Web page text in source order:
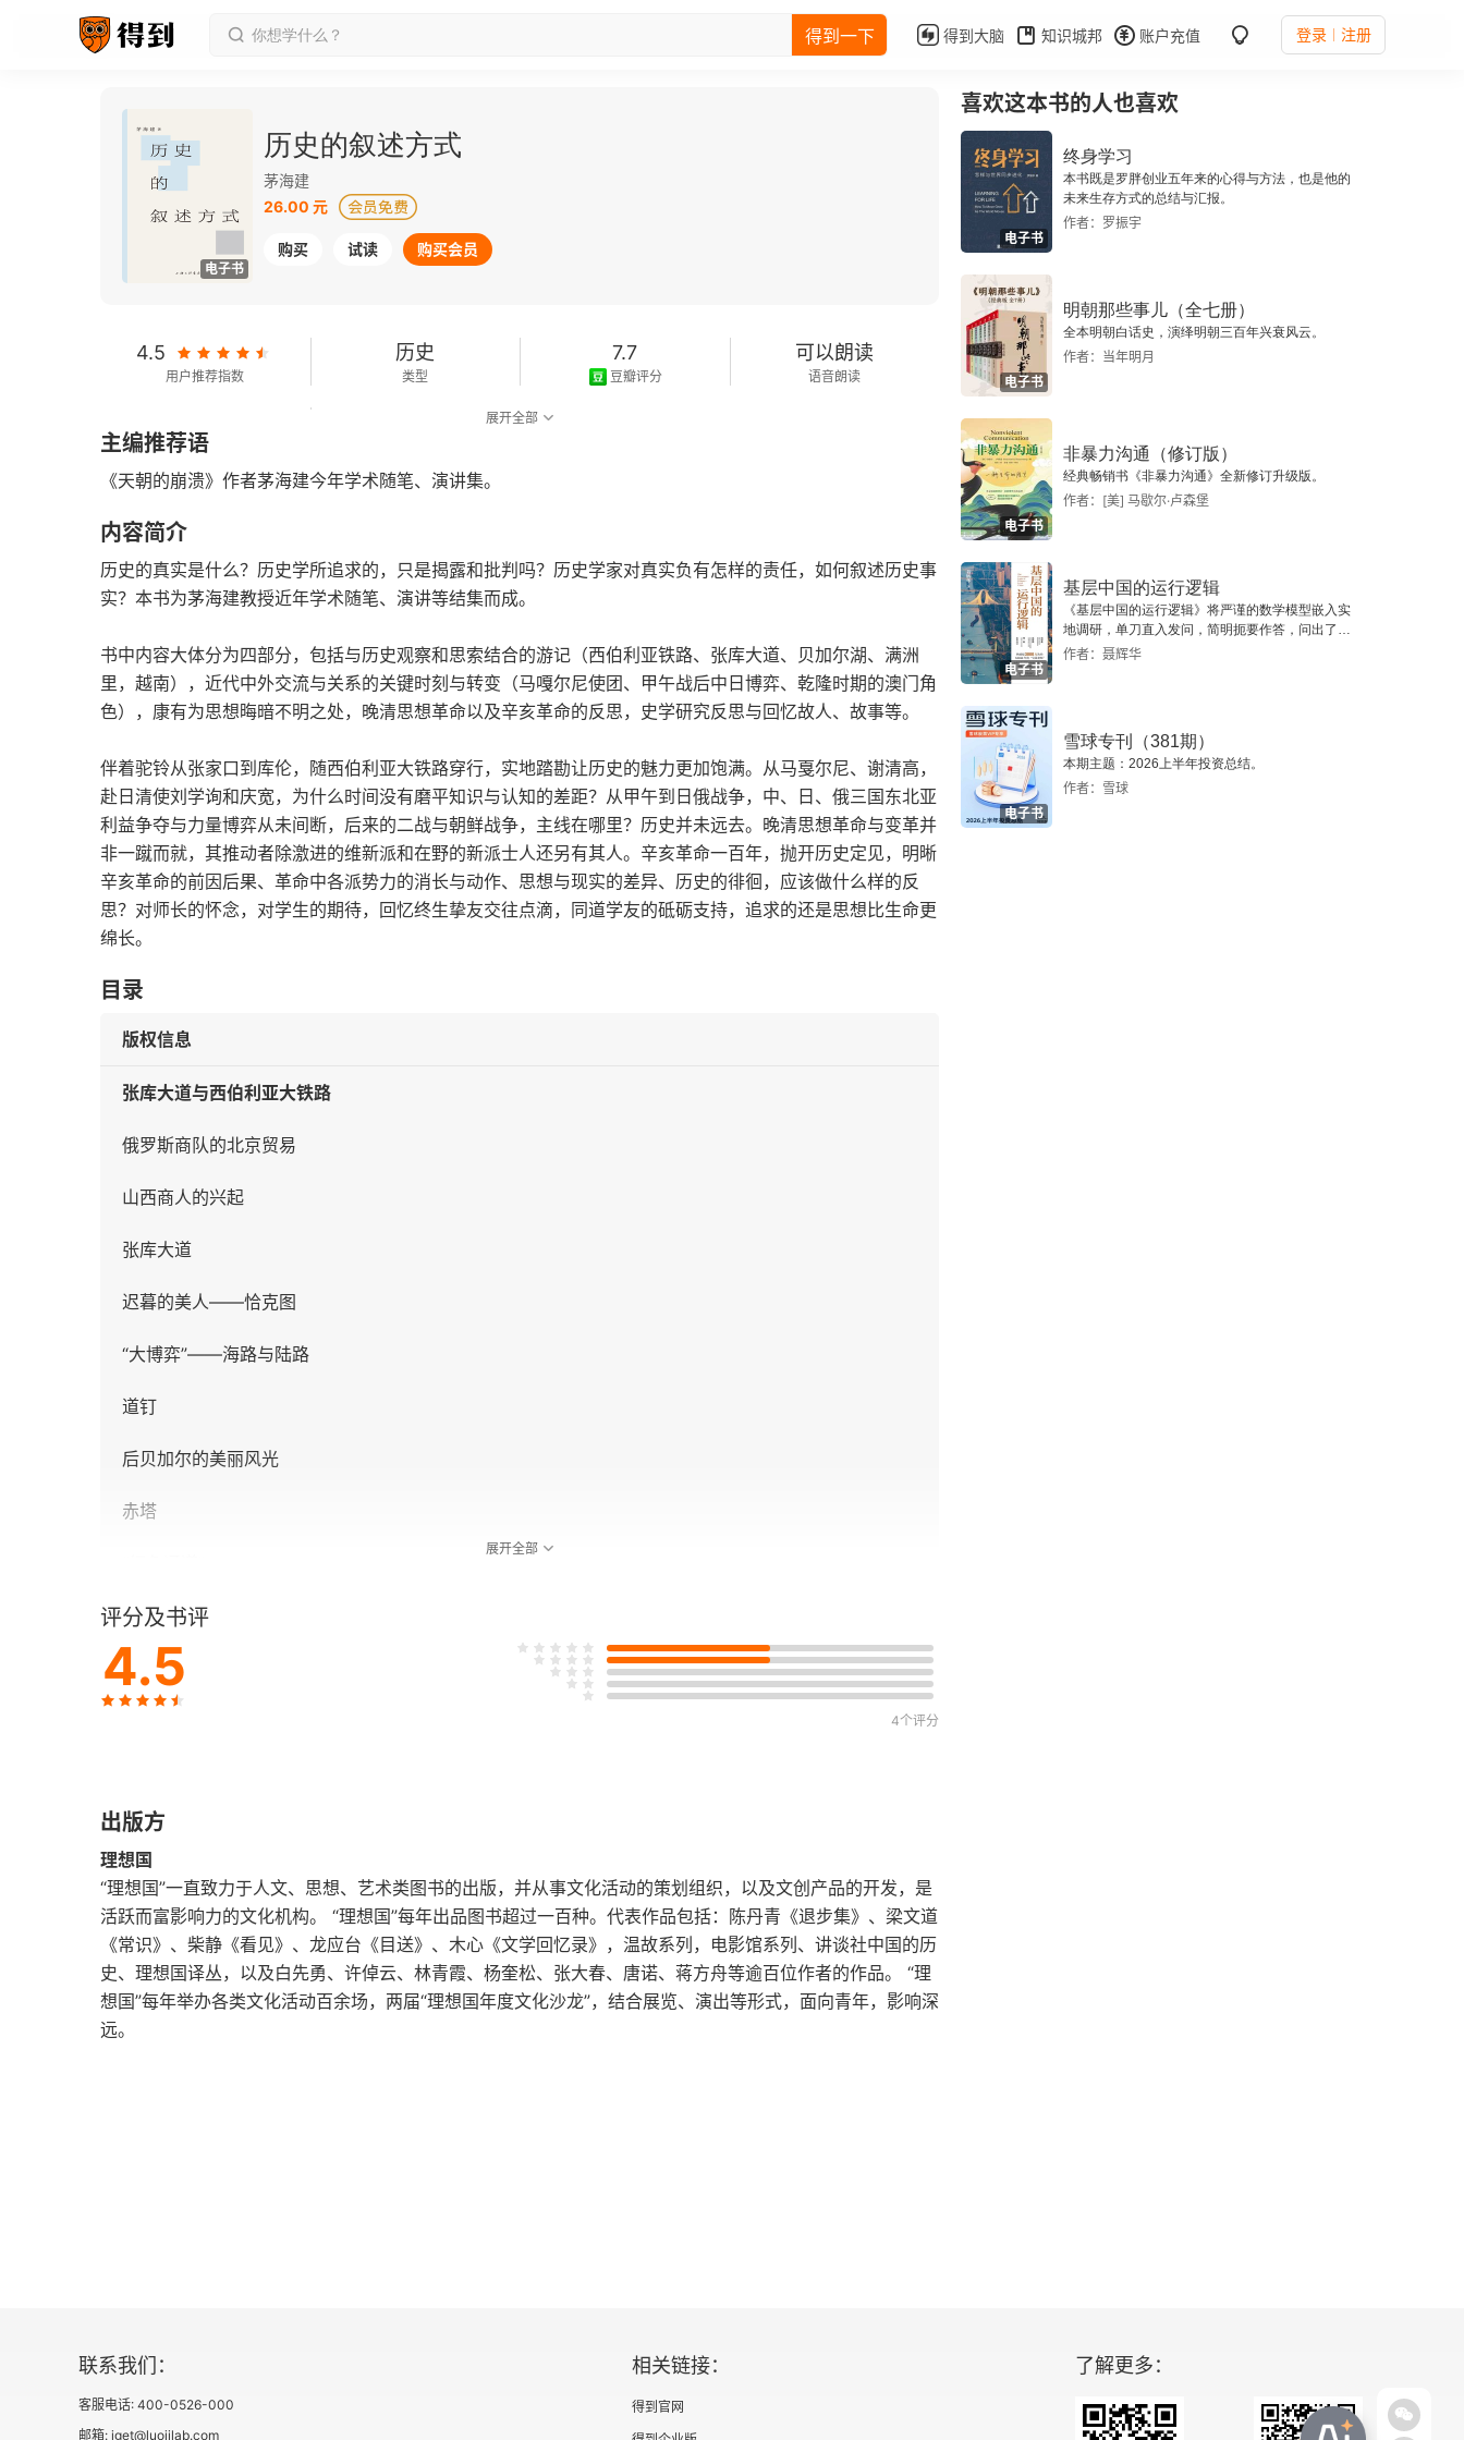
得到一下 得到大脑 知识城邦 账户充值 登录 注册
电子书
历史的叙述方式
茅海建
26.00 元
购买 试读 购买会员
4.5
用户推荐指数
历史
类型
7.7
豆瓣评分
可以朗读
语音朗读
字数
展开全部
主编推荐语
《天朝的崩溃》作者茅海建今年学术随笔、演讲集。
内容简介
历史的真实是什么？历史学所追求的，只是揭露和批判吗？历史学家对真实负有怎样的责任，如何叙述历史事
实？本书为茅海建教授近年学术随笔、演讲等结集而成。
书中内容大体分为四部分，包括与历史观察和思索结合的游记（西伯利亚铁路、张库大道、贝加尔湖、满洲
里，越南），近代中外交流与关系的关键时刻与转变（马嘎尔尼使团、甲午战后中日博弈、乾隆时期的澳门角
色），康有为思想晦暗不明之处，晚清思想革命以及辛亥革命的反思，史学研究反思与回忆故人、故事等。
伴着驼铃从张家口到库伦，随西伯利亚大铁路穿行，实地踏勘让历史的魅力更加饱满。从马戛尔尼、谢清高，
赴日清使刘学询和庆宽，为什么时间没有磨平知识与认知的差距？从甲午到日俄战争，中、日、俄三国东北亚
利益争夺与力量博弈从未间断，后来的二战与朝鲜战争，主线在哪里？历史并未远去。晚清思想革命与变革并
非一蹴而就，其推动者除激进的维新派和在野的新派士人还另有其人。辛亥革命一百年，抛开历史定见，明晰
辛亥革命的前因后果、革命中各派势力的消长与动作、思想与现实的差异、历史的徘徊，应该做什么样的反
思？对师长的怀念，对学生的期待，回忆终生挚友交往点滴，同道学友的砥砺支持，追求的还是思想比生命更
绵长。
目录
版权信息
张库大道与西伯利亚大铁路
俄罗斯商队的北京贸易
山西商人的兴起
张库大道
迟暮的美人——恰克图
“大博弈”——海路与陆路
道钉
后贝加尔的美丽风光
赤塔
大铁路牵来的“新”城市
在越南的学术访问
严霆为
在胡志明陵前
感受到的经济生活
在闹市区被抢劫
知识的差距 ——从马戛尔尼使华到刘学询、庆宽使日说起
甲午战后远东国际关系与中日关系
甲午战争与“三国干涉还辽”
展开全部
评分及书评
4.5
4个评分
出版方
理想国
“理想国”一直致力于人文、思想、艺术类图书的出版，并从事文化活动的策划组织，以及文创产品的开发，是
活跃而富影响力的文化机构。 “理想国”每年出品图书超过一百种。代表作品包括：陈丹青《退步集》、梁文道
《常识》、柴静《看见》、龙应台《目送》、木心《文学回忆录》，温故系列，电影馆系列、讲谈社中国的历
史、理想国译丛，以及白先勇、许倬云、林青霞、杨奎松、张大春、唐诺、蒋方舟等逾百位作者的作品。 “理
想国”每年举办各类文化活动百余场，两届“理想国年度文化沙龙”，结合展览、演出等形式，面向青年，影响深
远。
喜欢这本书的人也喜欢
电子书
终身学习
本书既是罗胖创业五年来的心得与方法，也是他的
未来生存方式的总结与汇报。
作者：罗振宇
电子书
明朝那些事儿（全七册）
全本明朝白话史，演绎明朝三百年兴衰风云。
作者：当年明月
电子书
非暴力沟通（修订版）
经典畅销书《非暴力沟通》全新修订升级版。
作者：[美] 马歇尔·卢森堡
电子书
基层中国的运行逻辑
《基层中国的运行逻辑》将严谨的数学模型嵌入实
地调研，单刀直入发问，简明扼要作答，问出了一
个真实切近的基层中国。
作者：聂辉华
电子书
雪球专刊（381期）
本期主题：2026上半年投资总结。
作者：雪球
联系我们：
客服电话: 400-0526-000
邮箱: iget@luojilab.com
相关链接：
得到官网
了解更多：